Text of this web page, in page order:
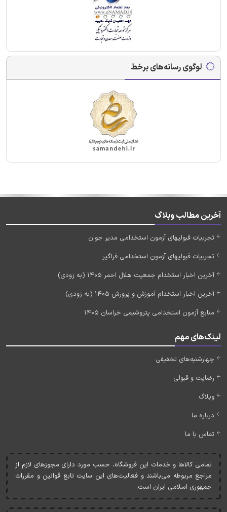
لوگوی رسانه‌های برخط
آخرین مطالب وبلاگ
تجربیات قبولیهای آزمون استخدامی مدیر جوان
تجربیات قبولیهای آزمون استخدامی فراگیر
آخرین اخبار استخدام جمعیت هلال احمر 1405 (به زودی)
آخرین اخبار استخدام آموزش و پرورش 1405 (به زودی)
منابع آزمون استخدامی پتروشیمی خراسان 1405
لینک‌های مهم
چهارشنبه‌های تخفیفی
رضایت و قبولی
وبلاگ
درباره ما
تماس با ما
تمامی کالاها و خدمات اين فروشگاه، حسب مورد دارای مجوزهای لازم از
مراجع مربوطه می‌باشند و فعاليت‌های اين سايت تابع قوانين و مقررات
جمهوری اسلامی ايران است.